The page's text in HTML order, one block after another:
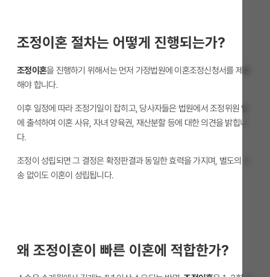
조정이혼 절차는 어떻게 진행되는가?
조정이혼을 진행하기 위해서는 먼저 가정법원에 이혼조정신청서를 제출
해야 합니다.
이후 일정에 따라 조정기일이 잡히고, 당사자들은 법원에서 조정위원 앞
에 출석하여 이혼 사유, 자녀 양육권, 재산분할 등에 대한 의견을 밝힙니
다.
조정이 성립되면 그 결정은 확정판결과 동일한 효력을 가지며, 별도의 소
송 없이도 이혼이 성립됩니다.
왜 조정이혼이 빠른 이혼에 적합한가?